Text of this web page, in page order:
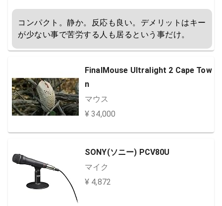
コンパクト。静か。反応も良い。デメリットはキー
が少ない事で苦労する人も居るという事だけ。
FinalMouse Ultralight 2 Cape Tow
n
マウス
¥ 34,000
SONY(ソニー) PCV80U
マイク
¥ 4,872